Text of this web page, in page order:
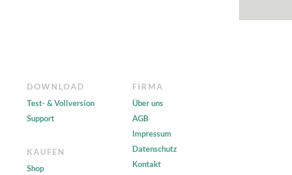
DOWNLOAD
Test- & Vollversion
Support
KAUFEN
Shop
FIRMA
Über uns
AGB
Impressum
Datenschutz
Kontakt